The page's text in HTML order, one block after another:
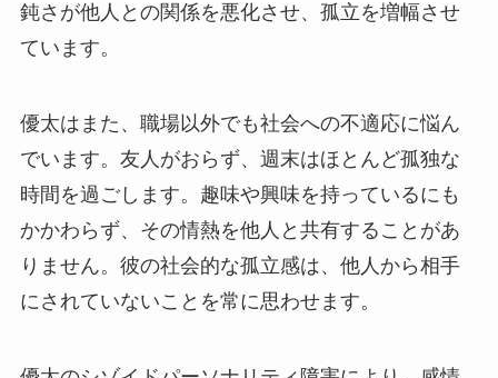
鈍さが他人との関係を悪化させ、孤立を増幅させ
ています。
優太はまた、職場以外でも社会への不適応に悩ん
でいます。友人がおらず、週末はほとんど孤独な
時間を過ごします。趣味や興味を持っているにも
かかわらず、その情熱を他人と共有することがあ
りません。彼の社会的な孤立感は、他人から相手
にされていないことを常に思わせます。